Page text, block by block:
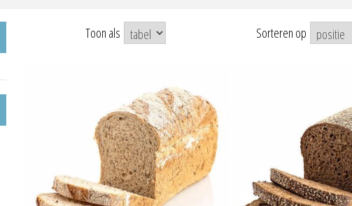
Toon als Sorteren op